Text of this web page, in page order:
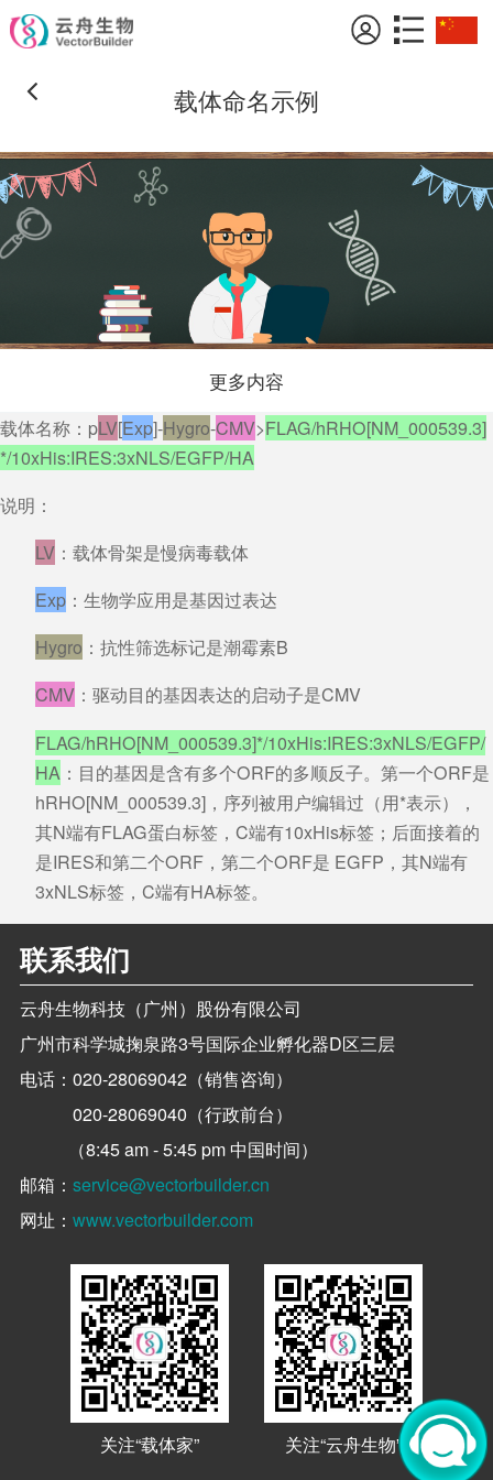
载体命名示例
更多内容
载体名称：pLV[Exp]-Hygro-CMV>FLAG/hRHO[NM_000539.3]
*/10xHis:IRES:3xNLS/EGFP/HA
说明：
LV ：载体骨架是慢病毒载体
Exp ：生物学应用是基因过表达
Hygro ：抗性筛选标记是潮霉素B
CMV ：驱动目的基因表达的启动子是CMV
FLAG/hRHO[NM_000539.3]*/10xHis:IRES:3xNLS/EGFP/
HA ：目的基因是含有多个ORF的多顺反子。第一个ORF是
hRHO[NM_000539.3]，序列被用户编辑过（用*表示），
其N端有FLAG蛋白标签，C端有10xHis标签；后面接着的
是IRES和第二个ORF，第二个ORF是 EGFP，其N端有
3xNLS标签，C端有HA标签。
联系我们
云舟生物科技（广州）股份有限公司
广州市科学城掬泉路3号国际企业孵化器D区三层
电话：020-28069042（销售咨询）
020-28069040（行政前台）
（8:45 am - 5:45 pm 中国时间）
邮箱：service@vectorbuilder.cn
网址：www.vectorbuilder.com
关注“载体家” 关注“云舟生物”